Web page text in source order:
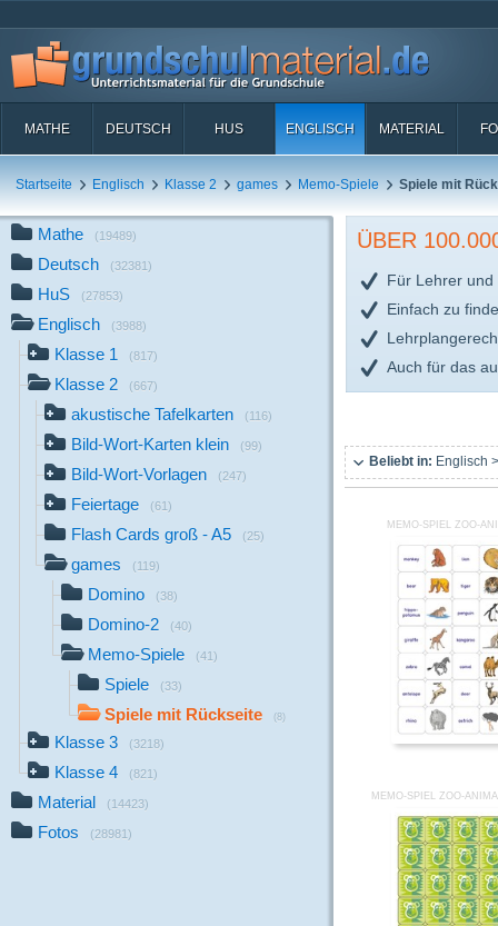
MATHE DEUTSCH HUS ENGLISCH MATERIAL
Startseite Englisch Klasse 2 games Memo-Spiele Spiele mit
Mathe (19489)
Deutsch (32381)
HuS (27853)
Englisch (3988)
Klasse 1 (817)
Klasse 2 (667)
akustische Tafelkarten (116)
Bild-Wort-Karten klein (99)
Bild-Wort-Vorlagen (247)
Feiertage (61)
Flash Cards groß - A5 (25)
games (119)
Domino (38)
Domino-2 (40)
Memo-Spiele (41)
Spiele (33)
Spiele mit Rückseite (8)
Klasse 3 (3218)
Klasse 4 (821)
Material (14423)
Fotos (28981)
ÜBER
Für Lehrer und
Einfach zu
Auch für das
Beliebt in: Englisch
MEMO-SPIEL ZOO-
MEMO-SPIEL ZOO-